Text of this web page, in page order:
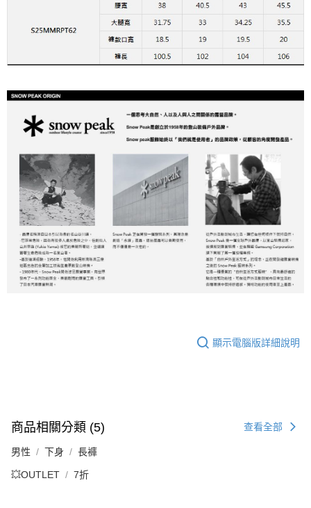
顯示電腦版詳細說明
商品相關分類 (5) 查看全部
男性 下身 長褲
💥OUTLET 7折